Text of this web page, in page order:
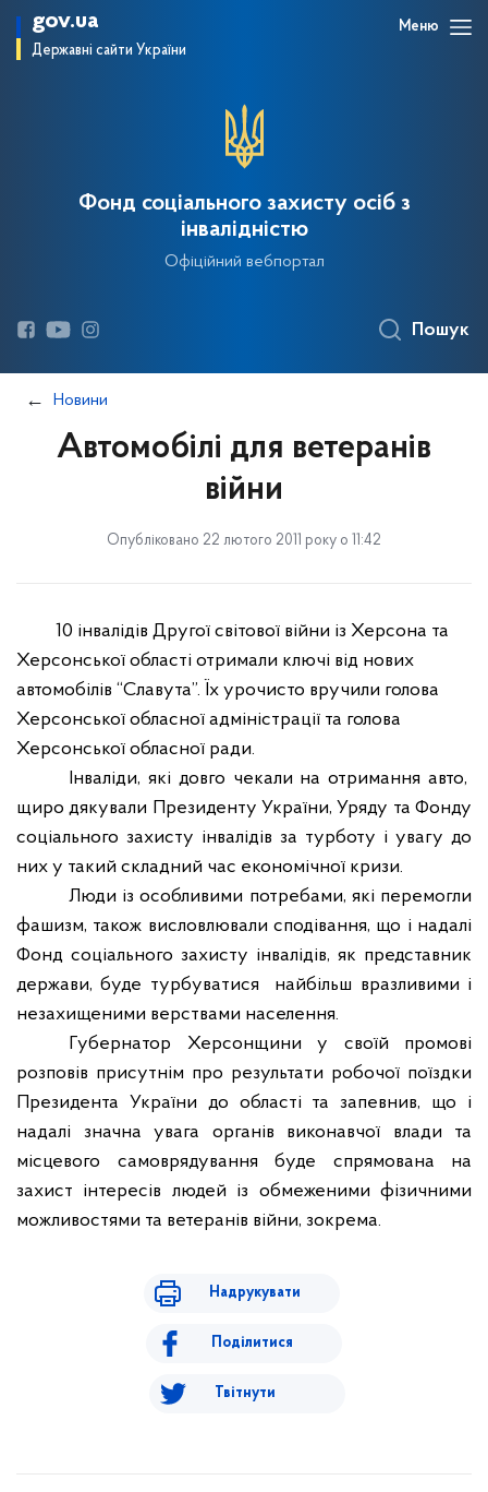
gov.ua
Державні сайти України
Меню
Фонд соціального захисту осіб з
інвалідністю
Офіційний вебпортал
Пошук
Новини
Автомобілі для ветеранів
війни
Опубліковано 22 лютого 2011 року о 11:42
10 інвалідів Другої світової війни із Херсона та
Херсонської області отримали ключі від нових
автомобілів “Славута”. Їх урочисто вручили голова
Херсонської обласної адміністрації та голова
Херсонської обласної ради.
Інваліди, які довго чекали на отримання авто,
щиро дякували Президенту України, Уряду та Фонду
соціального захисту інвалідів за турботу і увагу до
них у такий складний час економічної кризи.
Люди із особливими потребами, які перемогли
фашизм, також висловлювали сподівання, що і надалі
Фонд соціального захисту інвалідів, як представник
держави, буде турбуватися
найбільш вразливими і
незахищеними верствами населення.
Губернатор Херсонщини у своїй промові
розповів присутнім про результати робочої поїздки
Президента України до області та запевнив, що і
надалі значна увага органів виконавчої влади та
місцевого самоврядування буде спрямована на
захист інтересів людей із обмеженими фізичними
можливостями та ветеранів війни, зокрема.
Надрукувати
Поділитися
Твітнути